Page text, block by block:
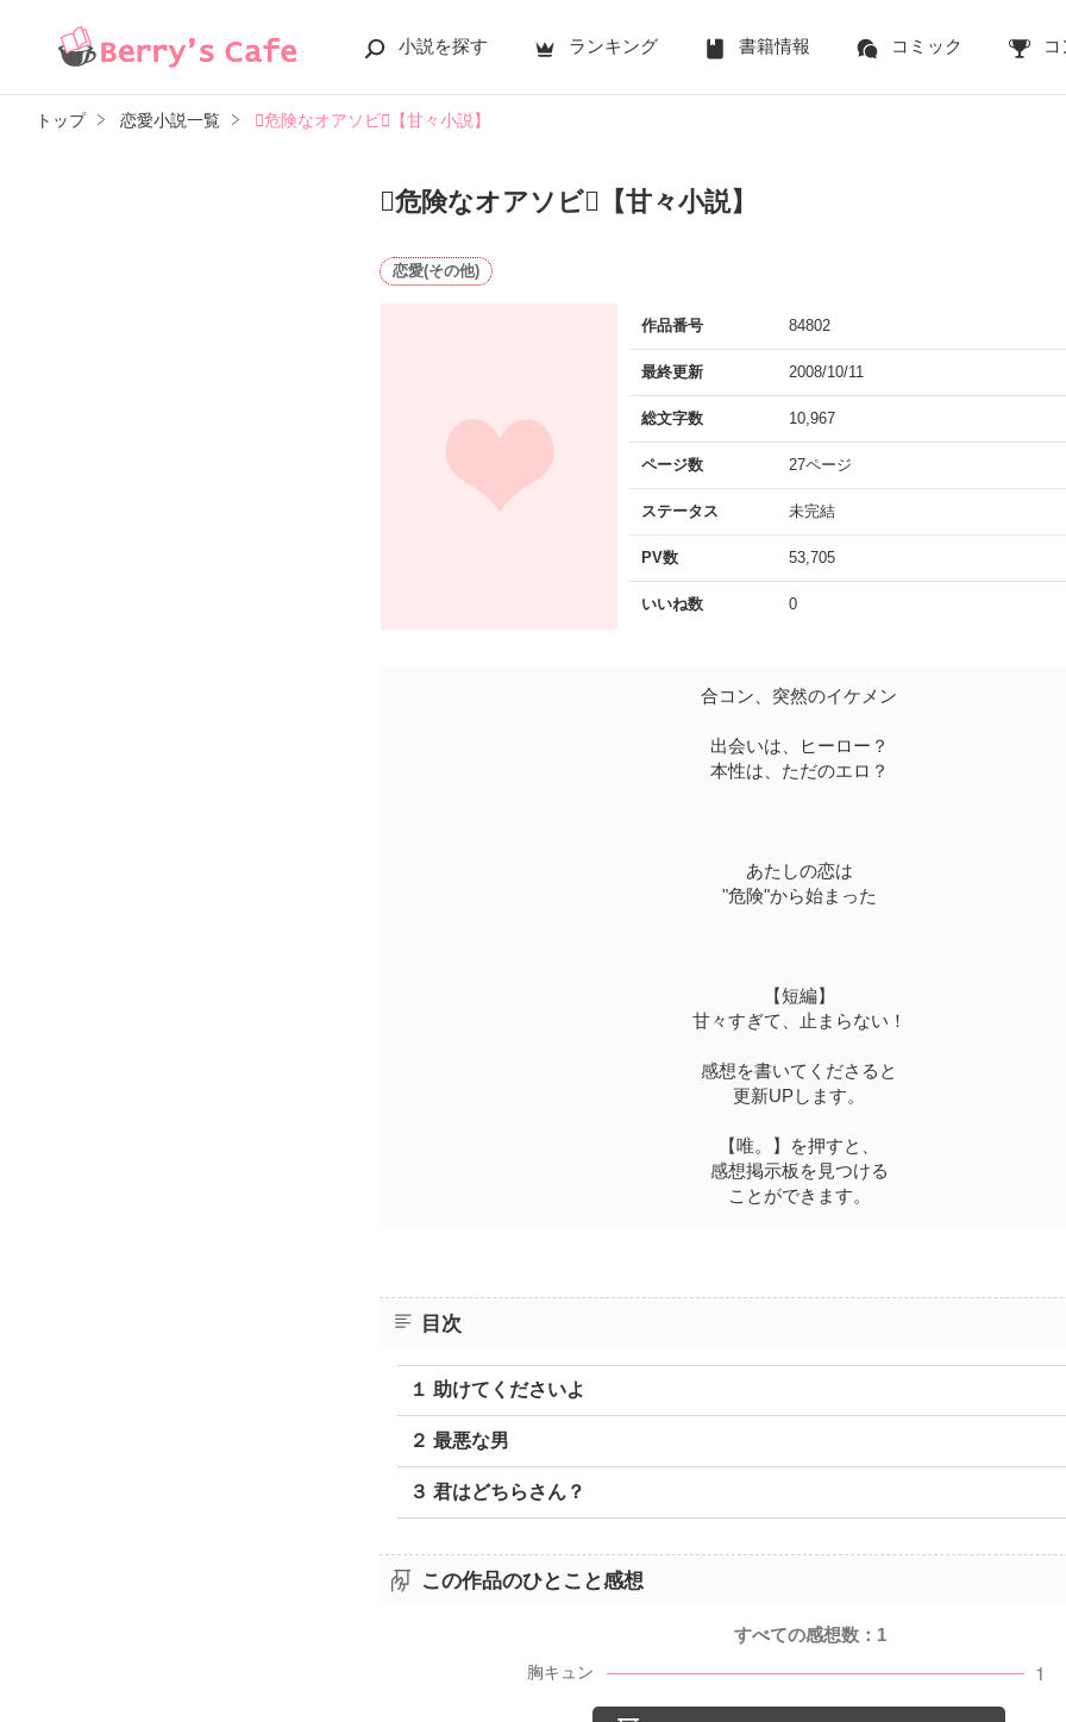
小説を探す ランキング 書籍情報 コミック コ
トップ 恋愛小説一覧 危険なオアソビ【甘々小説】
危険なオアソビ【甘々小説】
恋愛(その他)
作品番号 84802
最終更新 2008/10/11
総文字数 10,967
ページ数 27ページ
ステータス 未完結
PV数 53,705
いいね数 0
合コン、突然のイケメン
出会いは、ヒーロー？
本性は、ただのエロ？
あたしの恋は
"危険"から始まった
【短編】
甘々すぎて、止まらない！
感想を書いてくださると
更新UPします。
【唯。】を押すと、
感想掲示板を見つける
ことができます。
目次
１ 助けてくださいよ
２ 最悪な男
３ 君はどちらさん？
この作品のひとこと感想
すべての感想数： 1